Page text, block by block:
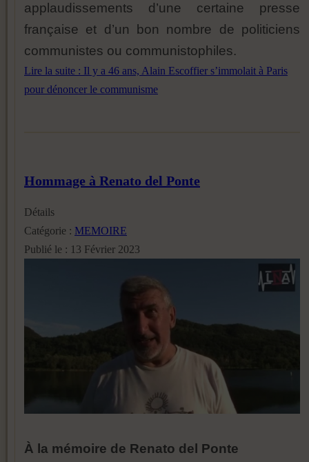
applaudissements d’une certaine presse
française et d’un bon nombre de politiciens
communistes ou communistophiles.
Lire la suite : Il y a 46 ans, Alain Escoffier s’immolait à Paris
pour dénoncer le communisme
Hommage à Renato del Ponte
Détails
Catégorie : MEMOIRE
Publié le : 13 Février 2023
À la mémoire de Renato del Ponte